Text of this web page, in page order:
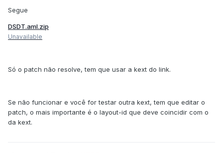
Segue
DSDT.aml.zip
Unavailable
Só o patch não resolve, tem que usar a kext do link.
Se não funcionar e você for testar outra kext, tem que editar o
patch, o mais importante é o layout-id que deve coincidir com o
da kext.